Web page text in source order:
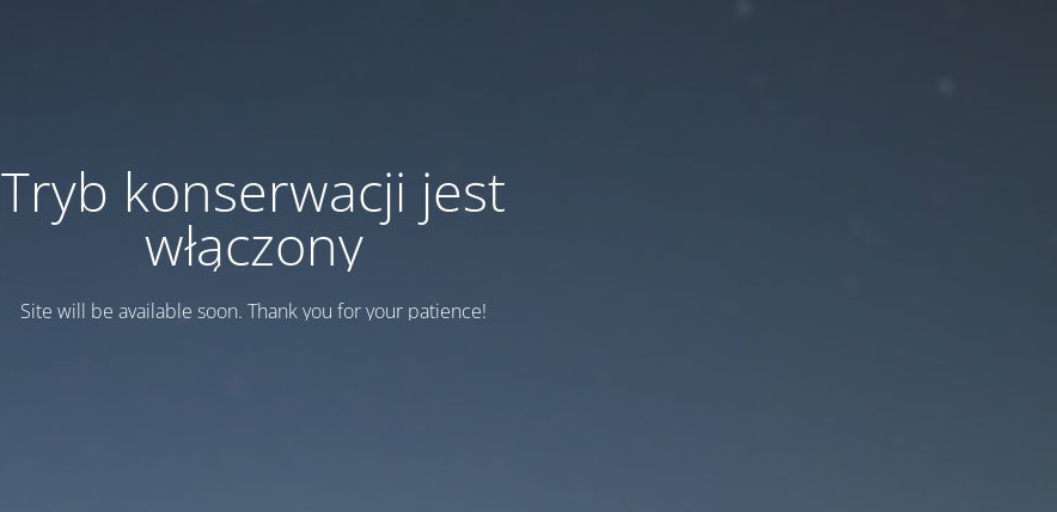
Tryb konserwacji jest
włączony
Site will be available soon. Thank you for your patience!